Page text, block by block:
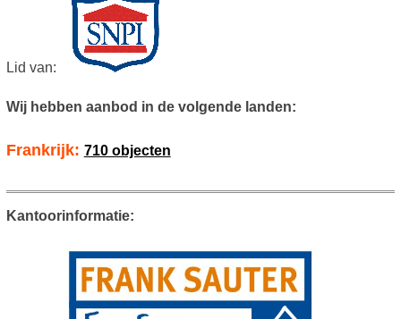
Lid van:
Wij hebben aanbod in de volgende landen:
Frankrijk: 710 objecten
Kantoorinformatie: